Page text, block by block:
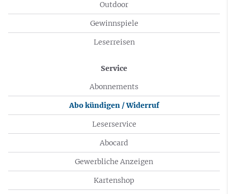
Outdoor
Gewinnspiele
Leserreisen
Service
Abonnements
Abo kündigen / Widerruf
Leserservice
Abocard
Gewerbliche Anzeigen
Kartenshop